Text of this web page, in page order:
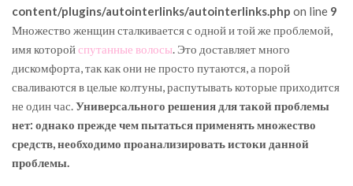
content/plugins/autointerlinks/autointerlinks.php on line 9
Множество женщин сталкивается с одной и той же проблемой,
имя которойспутанные волосы. Это доставляет много
дискомфорта, так как они не просто путаются, а порой
сваливаются в целые колтуны, распутывать которые приходится
не один час.Универсального решения для такой проблемы
нет: однако прежде чем пытаться применять множество
средств, необходимо проанализировать истоки данной
проблемы.